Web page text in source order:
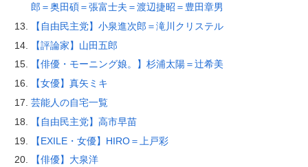
郎＝奥田碩＝張富士夫＝渡辺捷昭＝豊田章男
【自由民主党】小泉進次郎＝滝川クリステル
【評論家】山田五郎
【俳優・モーニング娘。】杉浦太陽＝辻希美
【女優】真矢ミキ
芸能人の自宅一覧
【自由民主党】高市早苗
【EXILE・女優】HIRO＝上戸彩
【俳優】大泉洋